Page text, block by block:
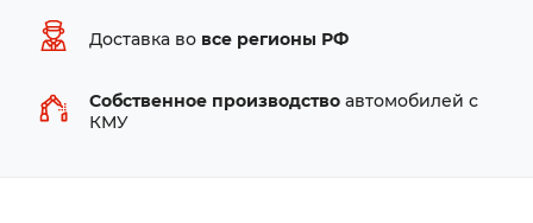
Доставка во все регионы РФ
Собственное производство автомобилей с
КМУ